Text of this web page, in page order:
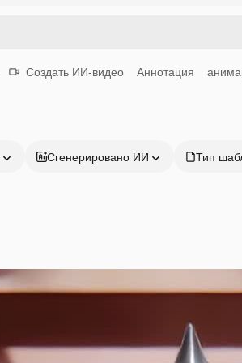
Создать ИИ-видео Аннотация
Сгенерировано ИИ Тип
Продукция